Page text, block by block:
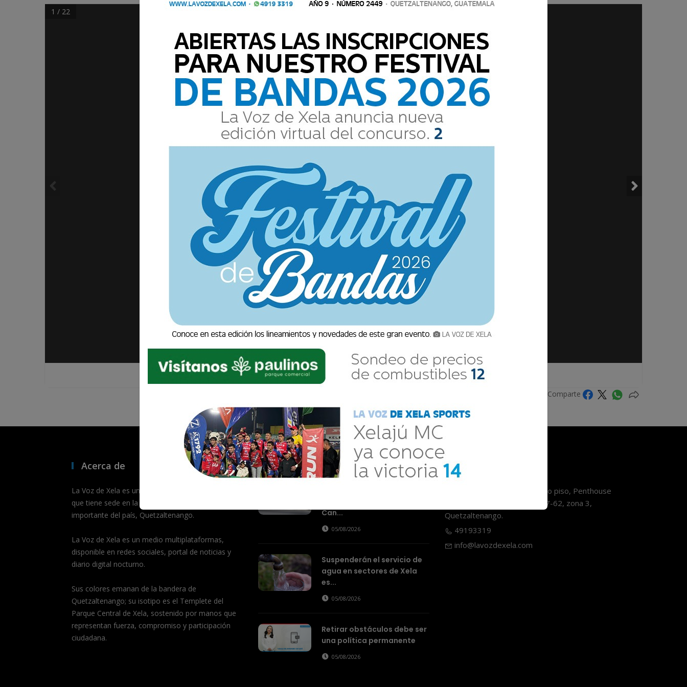
EDICIÓN DIARIA
VIERNES 3 DE JULIO DE 2025
AÑO 9 · NÚMERO 2422 · QUETZALTENANGO, GUATEMALA
WWW.LAVOZDEXELA.COM ·     4919 3319
LOS OCTAVOS DE FINAL
SE VIVEN A TRAVÉS DE
FIESTA FUTBOLERA
Porque el futbol se disfruta más cuando se comparte, la audiencia será protagonista con
comentarios, opiniones y preguntas en vivo. LA VOZ DE XELA
el nuevo formato de La Voz de Xela.
Elegirán a Hija del
Pueblo de Xelajú 4
XELAFER 2026
1 / 22
Comparte
Acerca de
La Voz de Xela es un medio de comunicación digital
que tiene sede en la segunda ciudad más
importante del país, Quetzaltenango.
La Voz de Xela es un medio multiplataformas,
disponible en redes sociales, portal de noticias y
diario digital nocturno.
Sus colores emanan de la bandera de
Quetzaltenango; su isotipo es el Templete del
Parque Central de Xela, sostenido por manos que
representan fuerza, compromiso y participación
ciudadana.
Actualidad
Can...
05/08/2026
Suspenderán el servicio de
agua en sectores de Xela
es...
05/08/2026
Retirar obstáculos debe ser
una política permanente
05/08/2026
Contáctanos
Torre Pradera Xela, décimo piso, Penthouse
1003, Avenida Las Américas 7-62, zona 3,
Quetzaltenango.
49193319
info@lavozdexela.com